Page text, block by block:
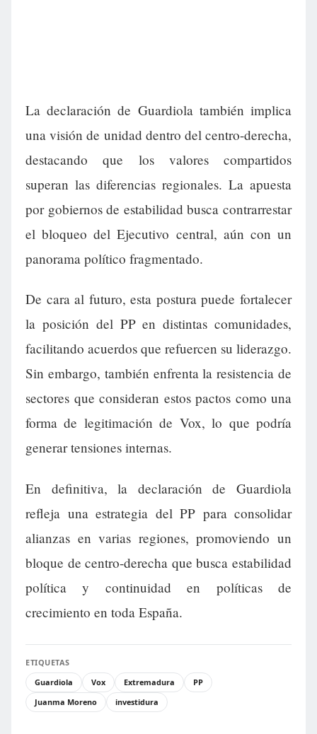
La declaración de Guardiola también implica
una visión de unidad dentro del centro-derecha,
destacando que los valores compartidos
superan las diferencias regionales. La apuesta
por gobiernos de estabilidad busca contrarrestar
el bloqueo del Ejecutivo central, aún con un
panorama político fragmentado.
De cara al futuro, esta postura puede fortalecer
la posición del PP en distintas comunidades,
facilitando acuerdos que refuercen su liderazgo.
Sin embargo, también enfrenta la resistencia de
sectores que consideran estos pactos como una
forma de legitimación de Vox, lo que podría
generar tensiones internas.
En definitiva, la declaración de Guardiola
refleja una estrategia del PP para consolidar
alianzas en varias regiones, promoviendo un
bloque de centro-derecha que busca estabilidad
política y continuidad en políticas de
crecimiento en toda España.
ETIQUETAS
Guardiola
Vox Extremadura
PP
Juanma Moreno
investidura